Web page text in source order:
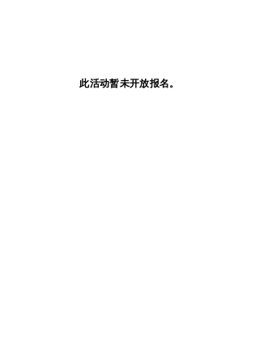
此活动暂未开放报名。